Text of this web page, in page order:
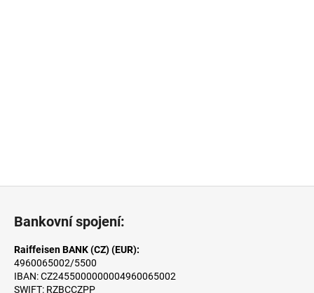
Bankovní spojení:
Raiffeisen BANK (CZ) (EUR):
4960065002/5500
IBAN: CZ2455000000004960065002
SWIFT: RZBCCZPP